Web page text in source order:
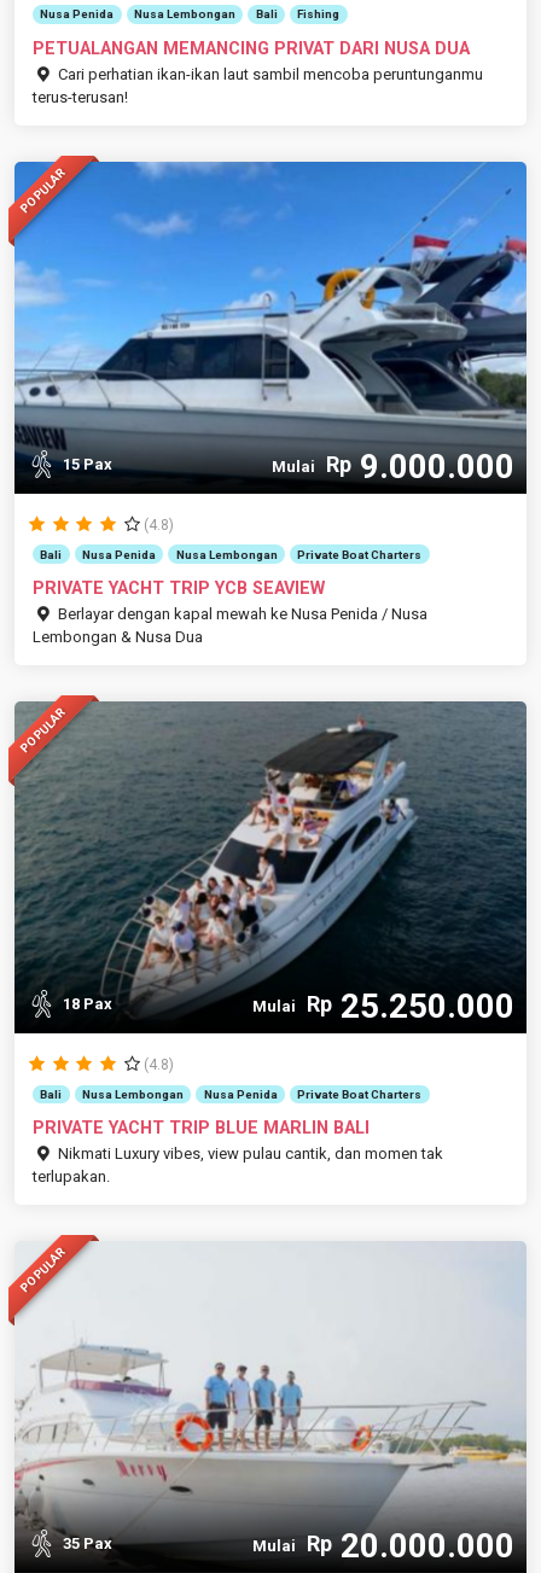
Nusa Penida Nusa Lembongan Bali Fishing
PETUALANGAN MEMANCING PRIVAT DARI NUSA DUA
Cari perhatian ikan-ikan laut sambil mencoba peruntunganmu
terus-terusan!
POPULAR
15 Pax Mulai Rp9.000.000
(4.8)
Bali Nusa Penida Nusa Lembongan Private Boat Charters
PRIVATE YACHT TRIP YCB SEAVIEW
Berlayar dengan kapal mewah ke Nusa Penida / Nusa
Lembongan & Nusa Dua
POPULAR
18 Pax Mulai Rp 25.250.000
(4.8)
Bali Nusa Lembongan Nusa Penida Private Boat Charters
PRIVATE YACHT TRIP BLUE MARLIN BALI
Nikmati Luxury vibes, view pulau cantik, dan momen tak
terlupakan.
POPULAR
35 Pax Mulai Rp20.000.000